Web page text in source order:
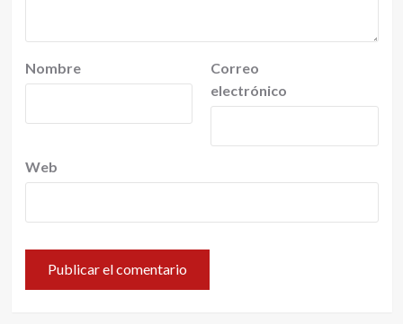
Nombre
Correo
electrónico
Web